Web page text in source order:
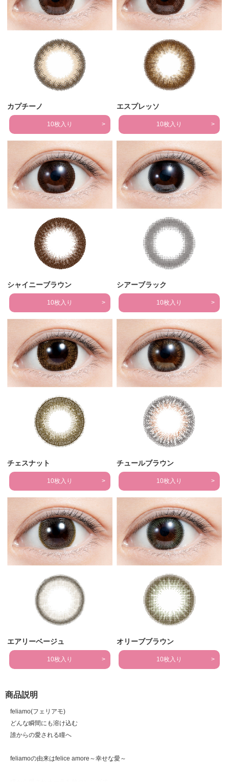
カプチーノ
10枚入り
エスプレッソ
10枚入り
シャイニーブラウン
10枚入り
シアーブラック
10枚入り
チェスナット
10枚入り
チュールブラウン
10枚入り
エアリーベージュ
10枚入り
オリーブブラウン
10枚入り
商品説明
feliamo(フェリアモ)
どんな瞬間にも溶け込む
誰からの愛される瞳へ
feliamoの由来はfelice amore～幸せな愛～